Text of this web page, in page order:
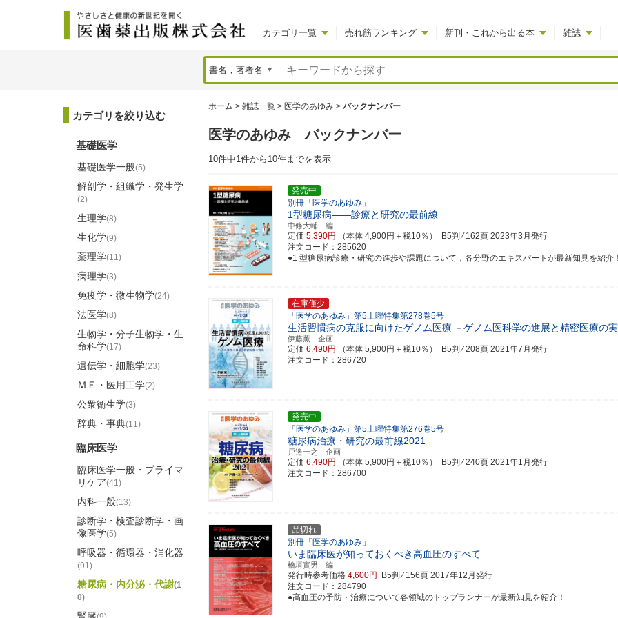
カテゴリ一覧 売れ筋ランキング 新刊・これから出る本 雑誌
ホーム > 雑誌一覧 > 医学のあゆみ > バックナンバー
医学のあゆみ バックナンバー
10件中1件から10件までを表示
発売中
別冊「医学のあゆみ」
1型糖尿病――診療と研究の最前線
中條大輔 編
定価 5,390円 （本体 4,900円＋税10％） B5判 ⁄ 162頁 2023年3月発行
注文コード：285620
●1 型糖尿病診療・研究の進歩や課題について，各分野のエキスパートが最新知見を紹介
在庫僅少
「医学のあゆみ」第5土曜特集第278巻5号
生活習慣病の克服に向けたゲノム医療 －ゲノム医科学の進展と精密医療の
伊藤薫 企画
定価 6,490円 （本体 5,900円＋税10％） B5判 ⁄ 208頁 2021年7月発行
注文コード：286720
発売中
「医学のあゆみ」第5土曜特集第276巻5号
糖尿病治療・研究の最前線2021
戸邉一之 企画
定価 6,490円 （本体 5,900円＋税10％） B5判 ⁄ 240頁 2021年1月発行
注文コード：286700
品切れ
別冊「医学のあゆみ」
いま臨床医が知っておくべき高血圧のすべて
檜垣實男 編
発行時参考価格 4,600円 B5判 ⁄ 156頁 2017年12月発行
注文コード：284790
●高血圧の予防・治療について各領域のトップランナーが最新知見を紹介！
カテゴリを絞り込む
基礎医学
基礎医学一般(5)
解剖学・組織学・発生学
(2)
生理学(8)
生化学(9)
薬理学(11)
病理学(3)
免疫学・微生物学(24)
法医学(8)
生物学・分子生物学・生
命科学(17)
遺伝学・細胞学(23)
ＭＥ・医用工学(2)
公衆衛生学(3)
辞典・事典(11)
臨床医学
臨床医学一般・プライマ
リケア(41)
内科一般(13)
診断学・検査診断学・画
像医学(5)
呼吸器・循環器・消化器
(91)
糖尿病・内分泌・代謝(1
0)